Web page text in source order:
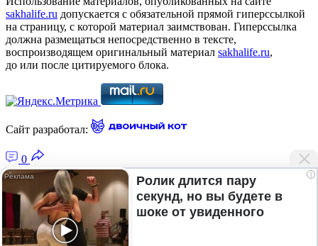
sakhalife.ru допускается с обязательной прямой гиперссылкой
на страницу, с которой материал заимствован. Гиперссылка
должна размещаться непосредственно в тексте,
воспроизводящем оригинальный материал sakhalife.ru,
до или после цитируемого блока.
Сайт разработал:
0
Главная — Новости Якутии и мира
Лента новостей
Рубрики
i
Ролик длится пару
секунд, но вы будете в
шоке от увиденного